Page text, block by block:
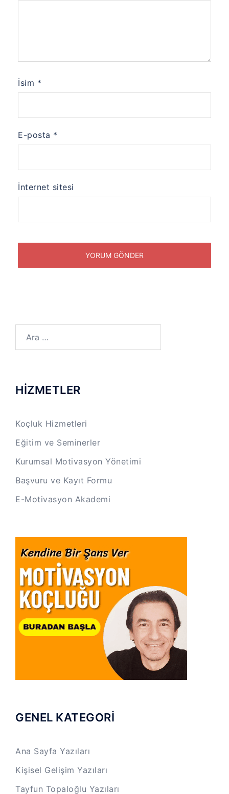
İsim *
E-posta *
İnternet sitesi
HİZMETLER
Koçluk Hizmetleri
Eğitim ve Seminerler
Kurumsal Motivasyon Yönetimi
Başvuru ve Kayıt Formu
E-Motivasyon Akademi
GENEL KATEGORİ
Ana Sayfa Yazıları
Kişisel Gelişim Yazıları
Tayfun Topaloğlu Yazıları